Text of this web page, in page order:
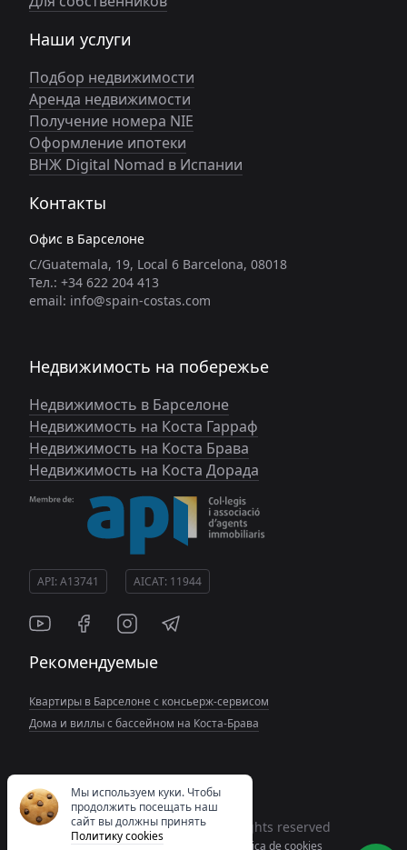
Наши услуги
Подбор недвижимости
Аренда недвижимости
Получение номера NIE
Оформление ипотеки
ВНЖ Digital Nomad в Испании
Контакты
Офис в Барселоне
C/Guatemala, 19, Local 6 Barcelona, 08018
Тел.: +34 622 204 413
email: info@spain-costas.com
Недвижимость на побережье
Недвижимость в Барселоне
Недвижимость на Коста Гарраф
Недвижимость на Коста Брава
Недвижимость на Коста Дорада
API: A13741 AICAT: 11944
Рекомендуемые
Квартиры в Барселоне с консьерж-сервисом
Дома и виллы с бассейном на Коста-Брава
Copyright© 2026 Spain Costas All rights reserved
Aviso Legal Política de privacidad Politica de cookies
Мы используем куки. Чтобы
продолжить посещать наш
сайт вы должны принять
Политику cookies